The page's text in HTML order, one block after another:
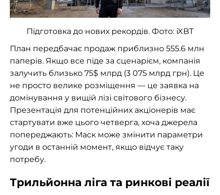
Підготовка до нових рекордів. Фото: iXBT
План передбачає продаж приблизно 555.6 млн
паперів. Якщо все піде за сценарієм, компанія
залучить близько 75$ млрд (3 075 млрд грн). Це
не просто велике розміщення — це заявка на
домінування у вищій лізі світового бізнесу.
Презентація для потенційних акціонерів має
стартувати вже цього четверга, хоча джерела
попереджають: Маск може змінити параметри
угоди в останній момент, якщо відчує таку
потребу.
Трильйонна ліга та ринкові реалії